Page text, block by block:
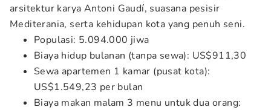
arsitektur karya Antoni Gaudí, suasana pesisir
Mediterania, serta kehidupan kota yang penuh seni.
Populasi: 5.094.000 jiwa
Biaya hidup bulanan (tanpa sewa): US$911,30
Sewa apartemen 1 kamar (pusat kota):
US$1.549,23 per bulan
Biaya makan malam 3 menu untuk dua orang: